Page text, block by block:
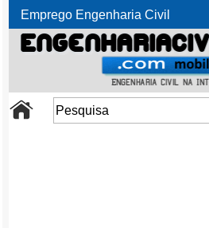
Emprego Engenharia Civil